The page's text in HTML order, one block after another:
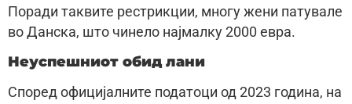
Поради таквите рестрикции, многу жени патувале
во Данска, што чинело најмалку 2000 евра.
Неуспешниот обид лани
Според официјалните податоци од 2023 година, на